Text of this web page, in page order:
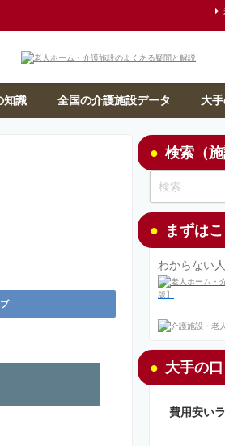
知識 全国の介護施設データ 大
検索（施
まずは
わからない
大手の
費用安い